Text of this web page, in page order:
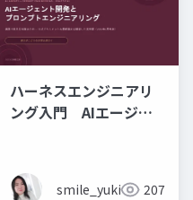
ハーネスエンジニアリ
ング入門 AIエージェ
smile_yukiko_it207